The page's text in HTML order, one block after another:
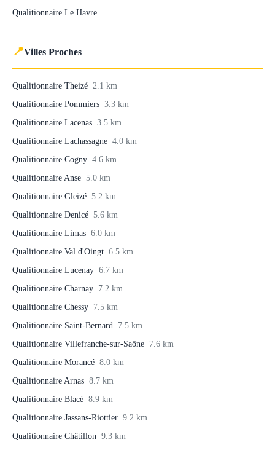
Qualitionnaire Le Havre
📍Villes Proches
Qualitionnaire Theizé 2.1 km
Qualitionnaire Pommiers 3.3 km
Qualitionnaire Lacenas 3.5 km
Qualitionnaire Lachassagne 4.0 km
Qualitionnaire Cogny 4.6 km
Qualitionnaire Anse 5.0 km
Qualitionnaire Gleizé 5.2 km
Qualitionnaire Denicé 5.6 km
Qualitionnaire Limas 6.0 km
Qualitionnaire Val d'Oingt 6.5 km
Qualitionnaire Lucenay 6.7 km
Qualitionnaire Charnay 7.2 km
Qualitionnaire Chessy 7.5 km
Qualitionnaire Saint-Bernard 7.5 km
Qualitionnaire Villefranche-sur-Saône 7.6 km
Qualitionnaire Morancé 8.0 km
Qualitionnaire Arnas 8.7 km
Qualitionnaire Blacé 8.9 km
Qualitionnaire Jassans-Riottier 9.2 km
Qualitionnaire Châtillon 9.3 km